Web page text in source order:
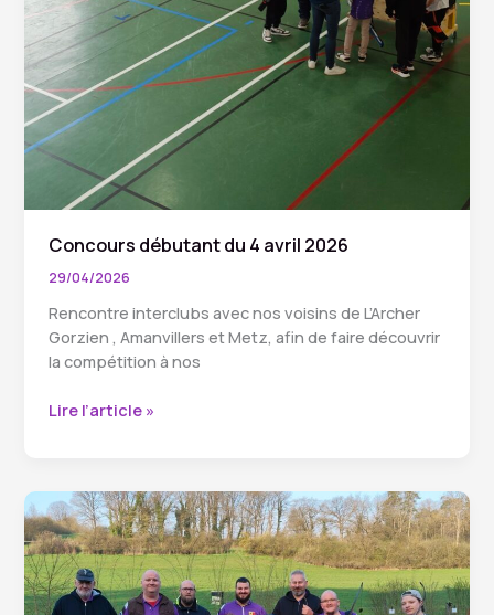
Concours débutant du 4 avril 2026
29/04/2026
Rencontre interclubs avec nos voisins de L’Archer
Gorzien , Amanvillers et Metz, afin de faire découvrir
la compétition à nos
Concours
avril
2026
Lire l’article »